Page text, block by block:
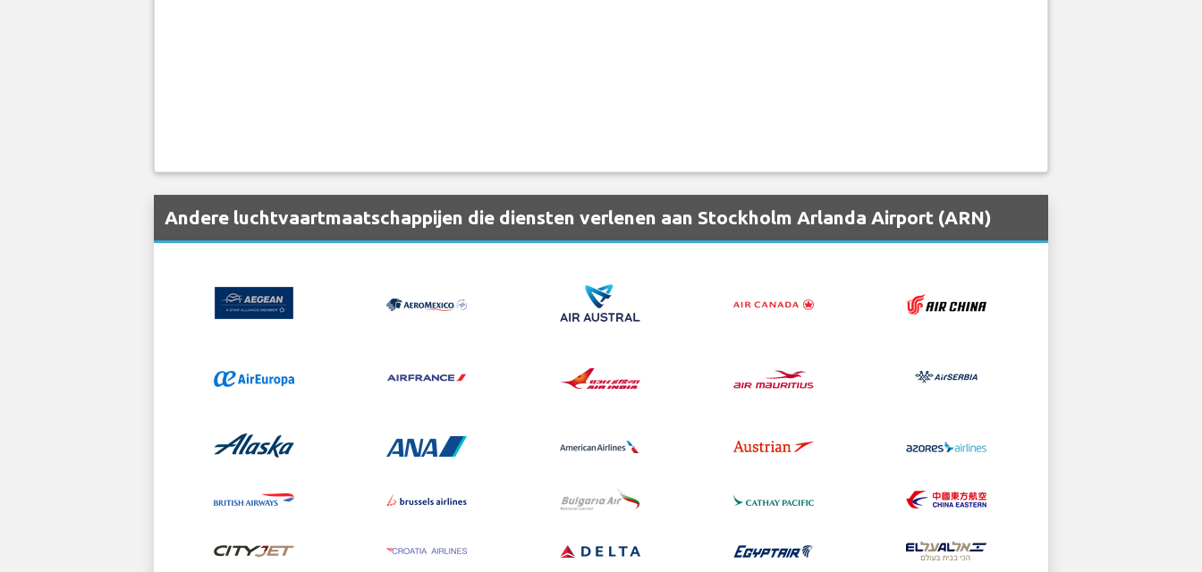
Andere luchtvaartmaatschappijen die diensten verlenen aan Stockholm Arlanda Airport (ARN)